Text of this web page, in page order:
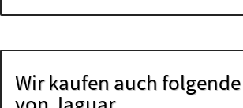
Wir kaufen auch